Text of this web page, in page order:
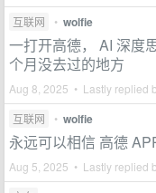
互联网 • wolfie
一打开高德， AI 深度
个月没去过的地方
Aug 8, 2025 • Lastly replied
互联网 • wolfie
永远可以相信 高德
Aug 5, 2025 • Lastly replied